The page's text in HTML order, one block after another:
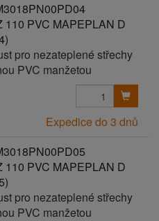
110 PVC MAPEPLAN D
pro nezateplené střechy
PVC manžetou
Expedice do 3 dnů
110 PVC MAPEPLAN D
pro nezateplené střechy
PVC manžetou